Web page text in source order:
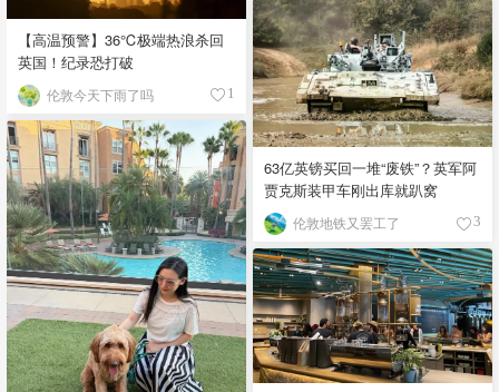
【高温预警】36℃极端热浪杀回
英国！纪录恐打破
伦敦今天下雨了吗 1
63亿英镑买回一堆“废铁”？英军阿
贾克斯装甲车刚出库就趴窝
伦敦地铁又罢工了 3